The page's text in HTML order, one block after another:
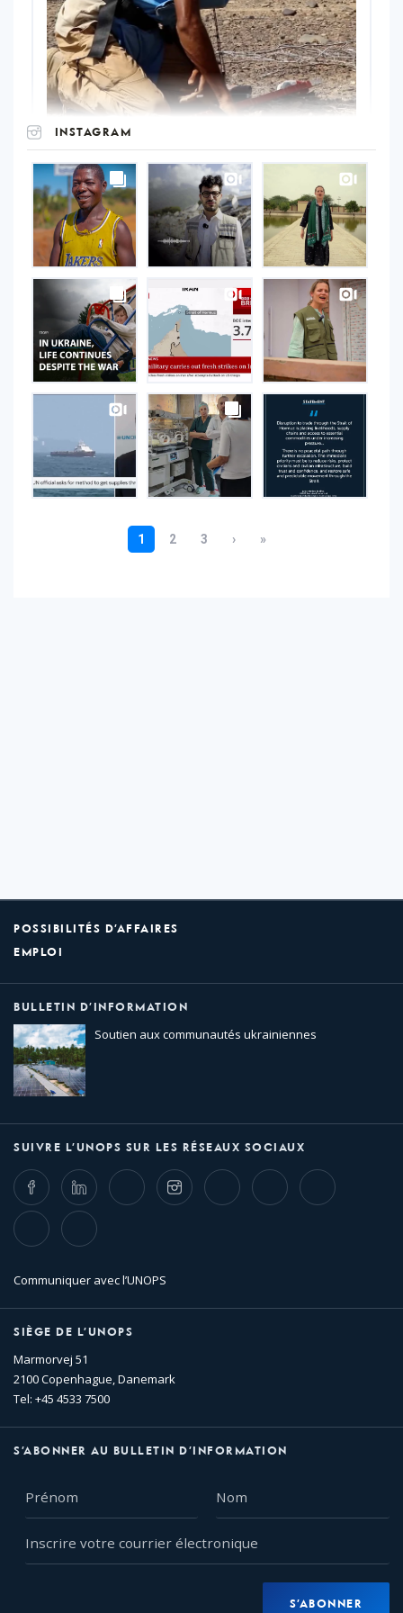
INSTAGRAM
UNOPS
on
Instagram
POSSIBILITÉS D’AFFAIRES
EMPLOI
BULLETIN D’INFORMATION
Soutien aux communautés ukrainiennes
SUIVRE L’UNOPS SUR LES RÉSEAUX SOCIAUX
FacebookLinkedIn Twitter InstagramWhatsappBluesky Threads
TikTok Flickr
Communiquer avec l’UNOPS
SIÈGE DE L’UNOPS
Marmorvej 51
2100 Copenhague, Danemark
Tel: +45 4533 7500
S’ABONNER AU BULLETIN D’INFORMATION
votre
S’ABONNER